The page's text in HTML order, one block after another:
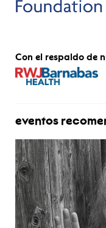
Con el respaldo de
eventos